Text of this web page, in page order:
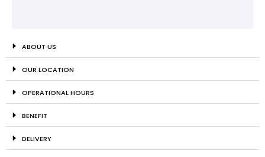
ABOUT US
OUR LOCATION
OPERATIONAL HOURS
BENEFIT
DELIVERY